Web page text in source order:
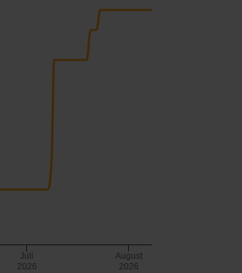
Juli
2026
August
2026